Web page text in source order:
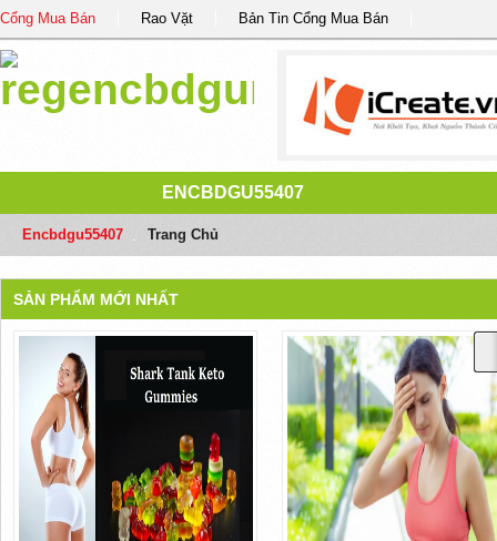
Cổng Mua Bán Rao Vặt Bản Tin Cổng Mua Bán
ENCBDGU55407
Encbdgu55407 Trang Chủ
SẢN PHẨM MỚI NHẤT